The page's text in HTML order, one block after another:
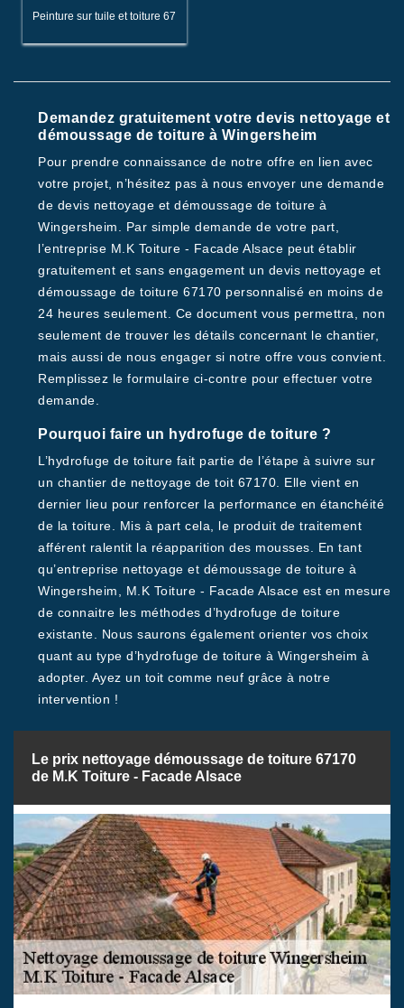
Peinture sur tuile et toiture 67
Demandez gratuitement votre devis nettoyage et
démoussage de toiture à Wingersheim
Pour prendre connaissance de notre offre en lien avec
votre projet, n’hésitez pas à nous envoyer une demande
de devis nettoyage et démoussage de toiture à
Wingersheim. Par simple demande de votre part,
l’entreprise M.K Toiture - Facade Alsace peut établir
gratuitement et sans engagement un devis nettoyage et
démoussage de toiture 67170 personnalisé en moins de
24 heures seulement. Ce document vous permettra, non
seulement de trouver les détails concernant le chantier,
mais aussi de nous engager si notre offre vous convient.
Remplissez le formulaire ci-contre pour effectuer votre
demande.
Pourquoi faire un hydrofuge de toiture ?
L’hydrofuge de toiture fait partie de l’étape à suivre sur
un chantier de nettoyage de toit 67170. Elle vient en
dernier lieu pour renforcer la performance en étanchéité
de la toiture. Mis à part cela, le produit de traitement
afférent ralentit la réapparition des mousses. En tant
qu’entreprise nettoyage et démoussage de toiture à
Wingersheim, M.K Toiture - Facade Alsace est en mesure
de connaitre les méthodes d’hydrofuge de toiture
existante. Nous saurons également orienter vos choix
quant au type d’hydrofuge de toiture à Wingersheim à
adopter. Ayez un toit comme neuf grâce à notre
intervention !
Le prix nettoyage démoussage de toiture 67170
de M.K Toiture - Facade Alsace